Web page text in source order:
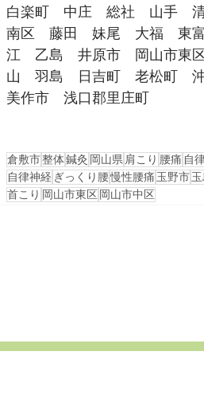
白楽町　中庄　総社　山手　
南区　藤田　妹尾　大福　東
江　乙島　井原市　岡山市東
山　羽島　日吉町　老松町
美作市　浅口郡里庄町
倉敷市整体鍼灸 岡山県 肩こり 腰痛 自
自律神経 ぎっくり腰慢性腰痛 玉野市
首こり 岡山市東区 岡山市中区